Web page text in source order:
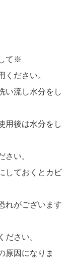
て※
ください。
い流し水分をし
用後は水分をし
い。
しておくとカビ
れがございます
ださい。
原因になりま